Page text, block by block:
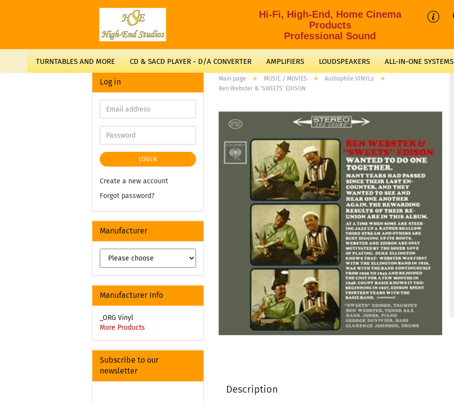
Hi-Fi, High-End, Home Cinema
Products
Professional Sound
TURNTABLES AND MORE CD & SACD PLAYER - D/A CONVERTER AMPLIFIERS LOUDSPEAKERS ALL-IN-ONE SYSTEMS
Main page » MUSIC / MOVIES » Audiophile VINYLs »
Ben Webster & 'SWEETS' EDISON
Description
Log in
LOGIN
Create a new account
Forgot password?
Manufacturer
Manufacturer Info
_ORG Vinyl
More Products
Subscribe to our
newsletter